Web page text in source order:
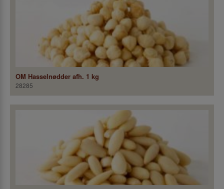
OM Hasselnødder afh. 1 kg
28285